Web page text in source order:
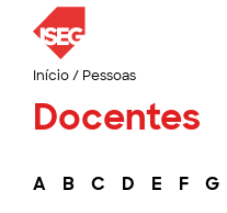
Início/ Pessoas
Docentes
A B C D E F G